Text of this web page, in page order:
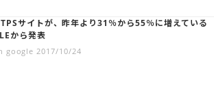
サイトが、昨年より31％から55％に増えている
から発表
google 2017/10/24